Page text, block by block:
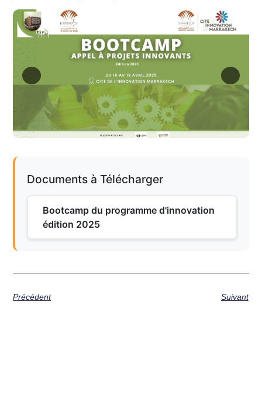
Documents à Télécharger
Bootcamp du programme d'innovation
édition 2025
Précédent Suivant